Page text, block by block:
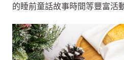
的睡前童話故事時間等豐富活